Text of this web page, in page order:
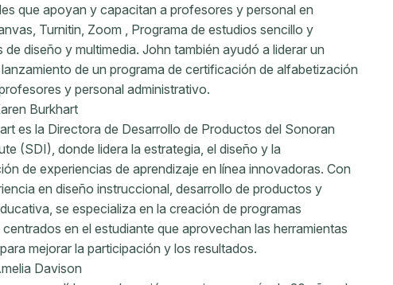
que apoyan y capacitan a profesores y personal en
Turnitin, Zoom , Programa de estudios sencillo y
de diseño y multimedia. John también ayudó a liderar un
de un programa de certificación de alfabetización
y personal administrativo.
Burkhart
es la Directora de Desarrollo de Productos del Sonoran
(SDI), donde lidera la estrategia, el diseño y la
de experiencias de aprendizaje en línea innovadoras. Con
en diseño instruccional, desarrollo de productos y
se especializa en la creación de programas
en el estudiante que aprovechan las herramientas
mejorar la participación y los resultados.
Davison